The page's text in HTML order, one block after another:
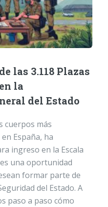
las 3.118 Plazas
la
del Estado
cuerpos más
España, ha
ingreso en la Escala
una oportunidad
formar parte de
del Estado. A
paso a paso cómo